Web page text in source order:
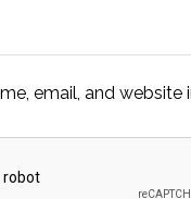
email, and